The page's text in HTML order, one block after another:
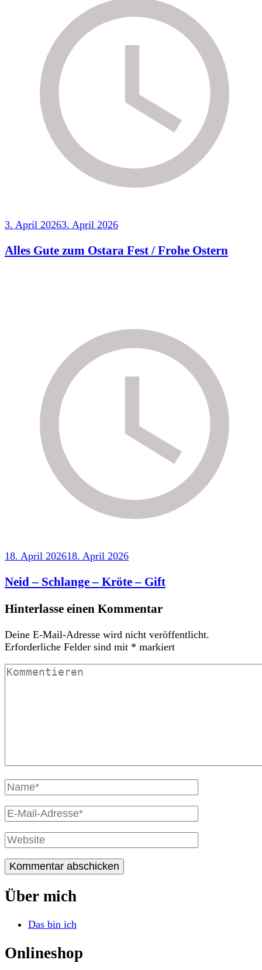
3. April 20263. April 2026
Alles Gute zum Ostara Fest / Frohe Ostern
18. April 202618. April 2026
Neid – Schlange – Kröte – Gift
Hinterlasse einen Kommentar
Deine E-Mail-Adresse wird nicht veröffentlicht.
Erforderliche Felder sind mit * markiert
Kommentieren
Vollständiger
Name
E-
Mail
Website
Über mich
Das bin ich
Onlineshop